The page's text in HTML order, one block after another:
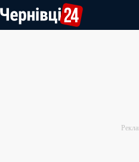
до
вмісту